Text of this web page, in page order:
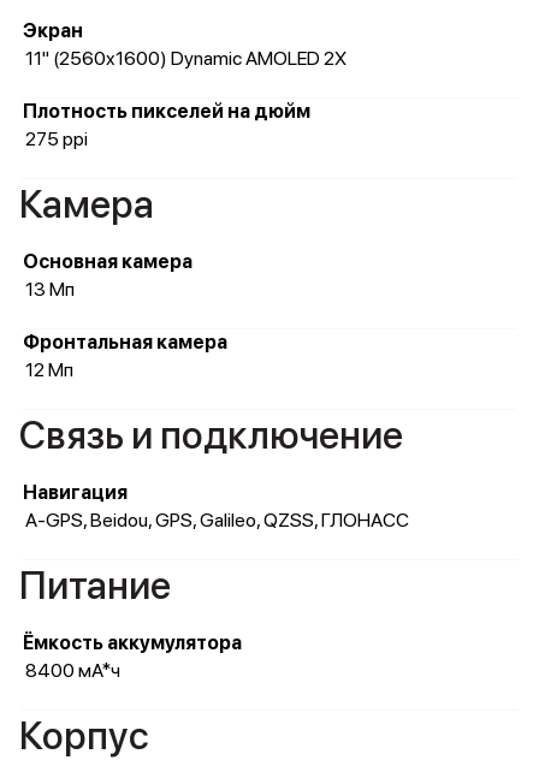
Экран
11" (2560x1600) Dynamic AMOLED 2X
Плотность пикселей на дюйм
275 ppi
Камера
Основная камера
13 Мп
Фронтальная камера
12 Мп
Связь и подключение
Навигация
A-GPS, Beidou, GPS, Galileo, QZSS, ГЛОНАСС
Питание
Ёмкость аккумулятора
8400 мА*ч
Корпус